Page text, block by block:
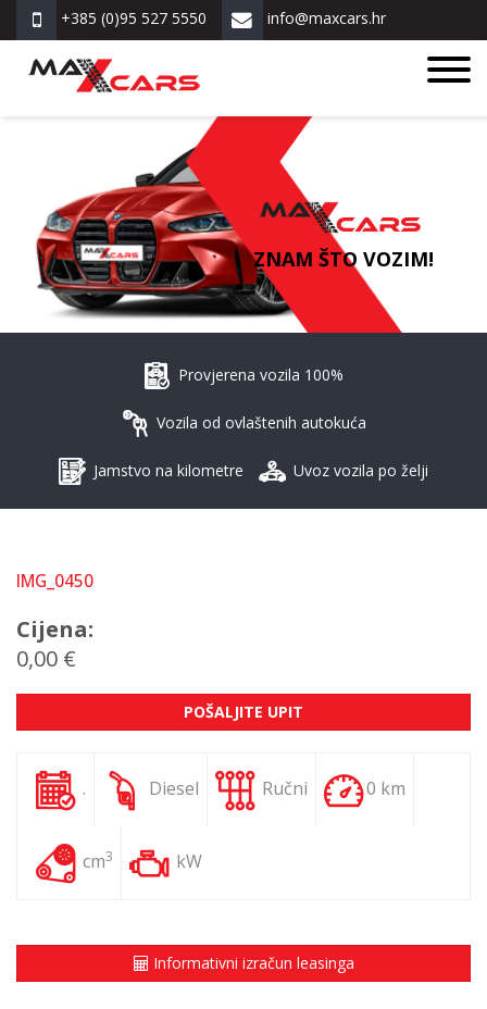
+385 (0)95 527 5550 info@maxcars.hr
ZNAM ŠTO VOZIM!
Provjerena vozila 100%
Vozila od ovlaštenih autokuća
Jamstvo na kilometre Uvoz vozila po želji
IMG_0450
Cijena:
0,00 €
POŠALJITE UPIT
. Diesel Ručni 0 km
cm3 kW
Informativni izračun leasinga